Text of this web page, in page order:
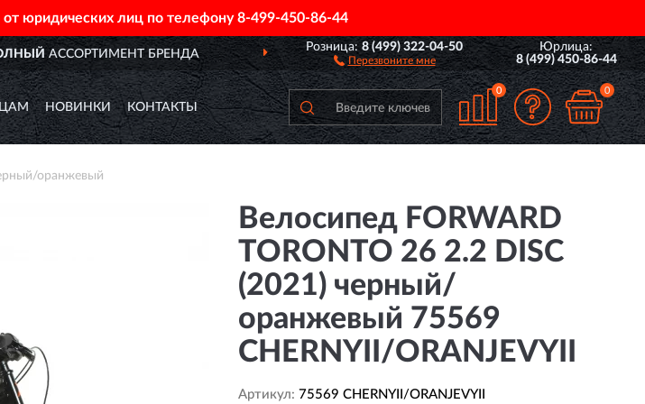
юридических лиц по телефону8-499-450-86-44
АССОРТИМЕНТ БРЕНДА
Розница:8 (499) 322-04-50
Перезвоните мне
Юрлица:
8 (499) 450-86-44
НОВИНКИ КОНТАКТЫ
0 0
оранжевый
Велосипед FORWARD
TORONTO 26 2.2 DISC
(2021) черный/
оранжевый 75569
CHERNYII/ORANJEVYII
Артикул: 75569 CHERNYII/ORANJEVYII